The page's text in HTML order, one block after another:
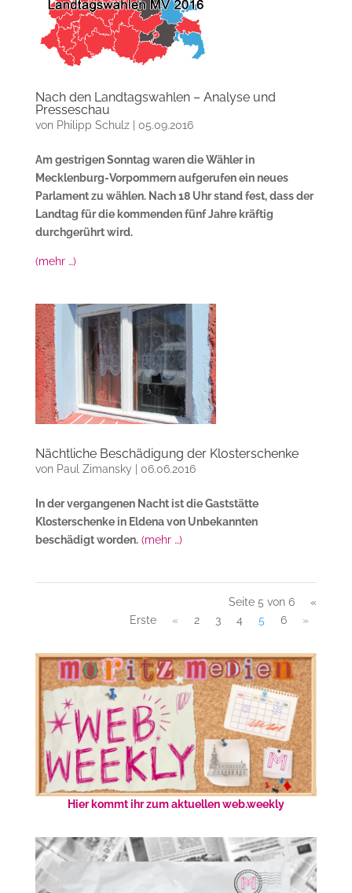
Nach den Landtagswahlen – Analyse und
Presseschau
von Philipp Schulz| 05.09.2016
Am gestrigen Sonntag waren die Wähler in
Mecklenburg-Vorpommern aufgerufen ein neues
Parlament zu wählen. Nach 18 Uhr stand fest, dass der
Landtag für die kommenden fünf Jahre kräftig
durchgerührt wird.
(mehr …)
Nächtliche Beschädigung der Klosterschenke
von Paul Zimansky 06.06.2016
In der vergangenen Nacht ist die Gaststätte
Klosterschenke in Eldena von Unbekannten
beschädigt worden. (mehr …)
Seite 5 von 6
«
Erste
« 2 3 4 5 6 »
Hier kommt ihr zum aktuellen web.weekly